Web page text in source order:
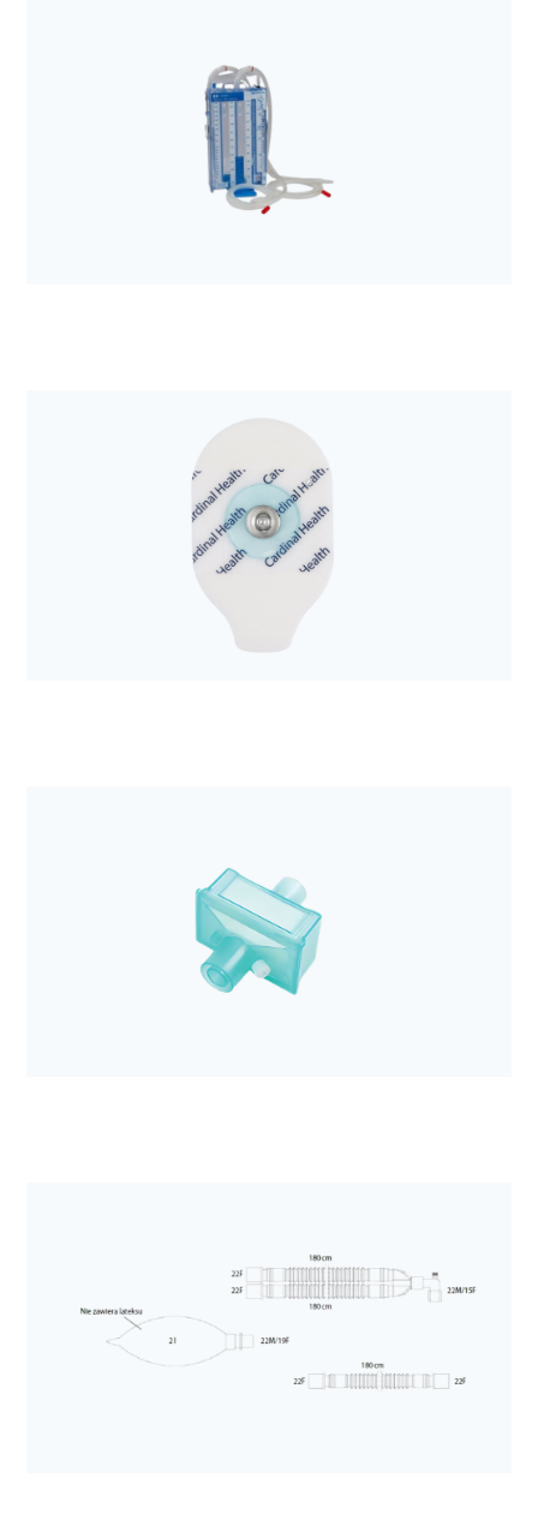
Anestezjologia i aparatura medyczna
Elektroda EKG Kendall H34SG
Anestezjologia i aparatura medyczna
Zestaw do drenażu opłucnej Aqua-Seal 2300ml
Anestezjologia i aparatura medyczna
Elektroda EKG Kendall H92SG
Anestezjologia i aparatura medyczna
Filtr mechaniczny Sterivent